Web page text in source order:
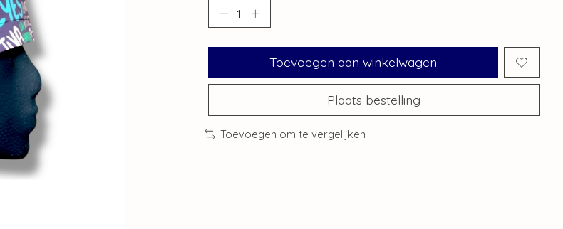
Toevoegen aan winkelwagen
Plaats bestelling
Toevoegen om te vergelijken